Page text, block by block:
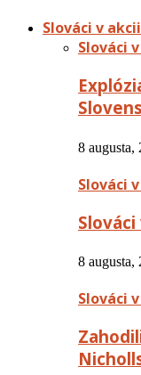
Slováci v akcii
Slováci
8 augusta,
Slováci
8 augusta,
Slováci